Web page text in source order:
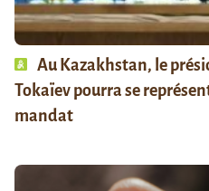
Au Kazakhstan, le
Tokaïev pourra se
mandat